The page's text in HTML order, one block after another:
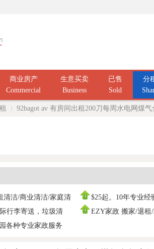
商业房产
Commercial
生意买卖
Business
已售
Sold
分
92bagot av 有房间出租200刀每周水电网煤
清洁/商业清洁/家庭清 $25起。10年专业
0437666808，寄存打
行李寄送，垃圾清 EZY家政 搬家/退租
各种专业家政服务